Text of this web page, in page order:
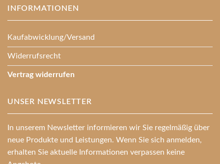
INFORMATIONEN
Kaufabwicklung/Versand
Widerrufsrecht
Vertrag widerrufen
UNSER NEWSLETTER
In unserem Newsletter informieren wir Sie regelmäßig über
neue Produkte und Leistungen. Wenn Sie sich anmelden,
erhalten Sie aktuelle Informationen verpassen keine